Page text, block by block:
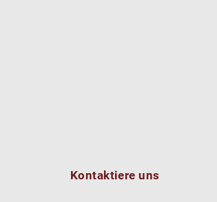
Kontaktiere uns